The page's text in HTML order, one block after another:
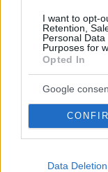
I want to opt-
Retention,
Personal
Purposes for
Opted In
Google
Data Deletion